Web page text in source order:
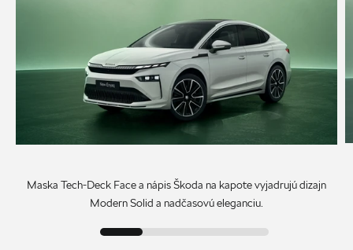
Maska Tech-Deck Face a nápis Škoda na kapote vyjadrujú dizajn
Modern Solid a nadčasovú eleganciu.